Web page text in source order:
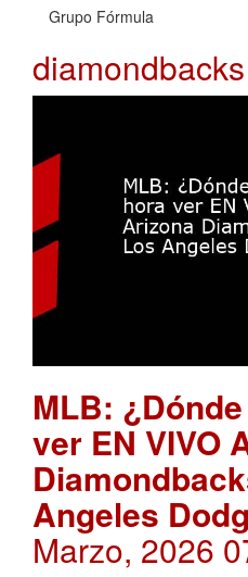
Grupo Fórmula
MLB:
ver EN VIVO
Angeles
Marzo, 2026